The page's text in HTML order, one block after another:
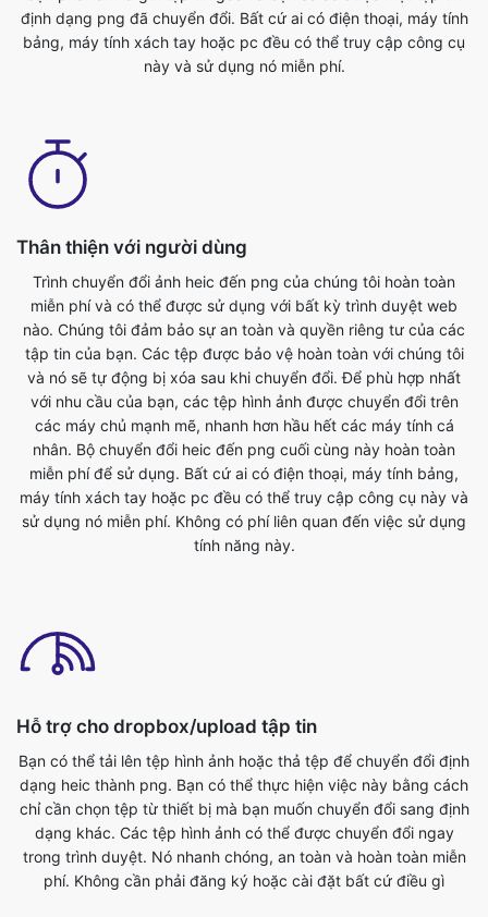
Thân thiện với người dùng
Trình chuyển đổi ảnh heic đến png của chúng tôi hoàn toàn
miễn phí và có thể được sử dụng với bất kỳ trình duyệt web
nào. Chúng tôi đảm bảo sự an toàn và quyền riêng tư của các
tập tin của bạn. Các tệp được bảo vệ hoàn toàn với chúng tôi
và nó sẽ tự động bị xóa sau khi chuyển đổi. Để phù hợp nhất
với nhu cầu của bạn, các tệp hình ảnh được chuyển đổi trên
các máy chủ mạnh mẽ, nhanh hơn hầu hết các máy tính cá
nhân. Bộ chuyển đổi heic đến png cuối cùng này hoàn toàn
miễn phí để sử dụng. Bất cứ ai có điện thoại, máy tính bảng,
máy tính xách tay hoặc pc đều có thể truy cập công cụ này và
sử dụng nó miễn phí. Không có phí liên quan đến việc sử dụng
tính năng này.
Hỗ trợ cho dropbox/upload tập tin
Bạn có thể tải lên tệp hình ảnh hoặc thả tệp để chuyển đổi định
chỉ cần chọn tệp từ thiết bị mà bạn muốn chuyển đổi sang định
dạng khác. Các tệp hình ảnh có thể được chuyển đổi ngay
trong trình duyệt. Nó nhanh chóng, an toàn và hoàn toàn miễn
phí. Không cần phải đăng ký hoặc cài đặt bất cứ điều gì